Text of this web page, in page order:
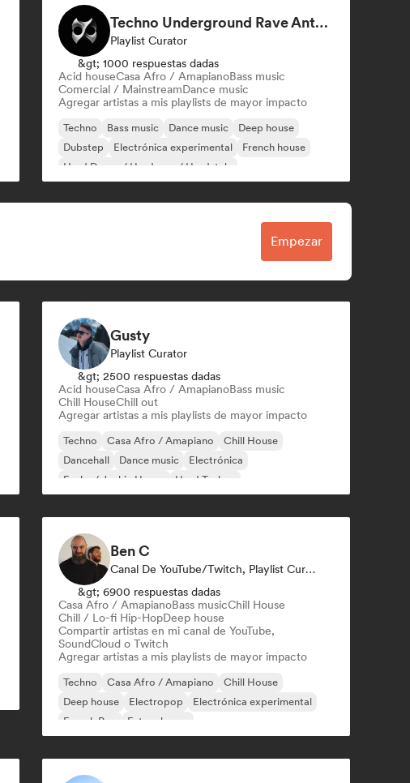
Techno Underground Rave Anthems by Orphium
Playlist Curator
&gt; 1000 respuestas dadas
Acid houseCasa Afro / AmapianoBass music
Comercial / MainstreamDance music
Agregar artistas a mis playlists de mayor impacto
Techno Bass music Dance music
Deep house
Dubstep
Electrónica experimental
French house
Hard Dance / Hardcore / Hardstyle
Empezar
Gusty
Playlist Curator
&gt; 2500 respuestas dadas
Acid houseCasa Afro / AmapianoBass music
Chill HouseChill out
Agregar artistas a mis playlists de mayor impacto
Techno Casa Afro / Amapiano
Chill House
Dancehall
Dance music
Electrónica
Funky / Jackin House
Hard Techno
Ben C
Canal De YouTube/Twitch, Playlist Curator
&gt; 6900 respuestas dadas
Casa Afro / AmapianoBass musicChill House
Chill / Lo-fi Hip-HopDeep house
Compartir artistas en mi canal de YouTube,
SoundCloud o Twitch
Agregar artistas a mis playlists de mayor impacto
Techno Casa Afro / Amapiano
Chill House
Deep house
Electropop
Electrónica experimental
French Pop
Future house